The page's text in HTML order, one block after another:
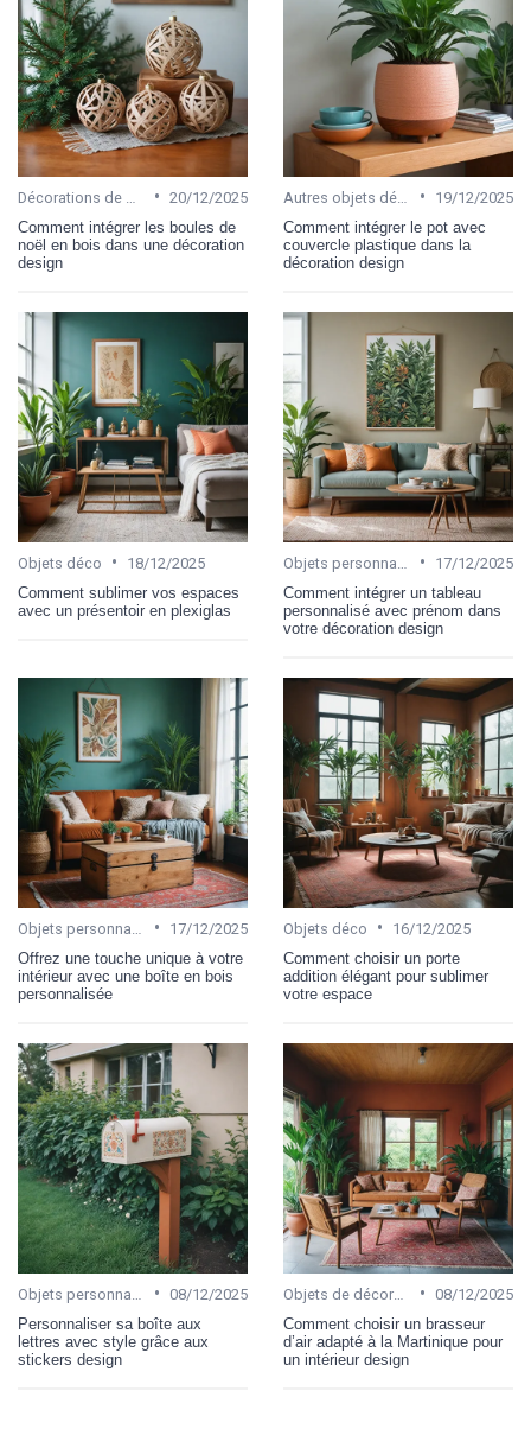
• 20/12/2025
Comment intégrer les boules de
noël en bois dans une décoration
design
•
19/12/2025
Comment intégrer le pot avec
couvercle plastique dans la
décoration design
Objets déco •
18/12/2025
Comment sublimer vos espaces
avec un présentoir en plexiglas
•
17/12/2025
Comment intégrer un tableau
personnalisé avec prénom dans
votre décoration design
•
17/12/2025
Offrez une touche unique à votre
intérieur avec une boîte en bois
personnalisée
Objets déco •
16/12/2025
Comment choisir un porte
addition élégant pour sublimer
votre espace
• 08/12/2025
Personnaliser sa boîte aux
lettres avec style grâce aux
stickers design
• 08/12/2025
Comment choisir un brasseur
d’air adapté à la Martinique pour
un intérieur design